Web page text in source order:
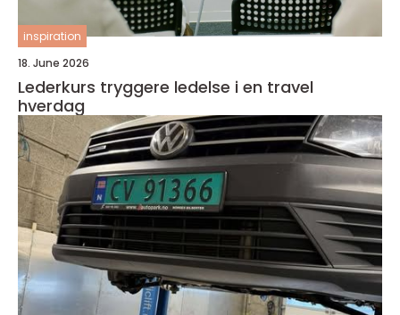
inspiration
18. June 2026
Lederkurs tryggere ledelse i en travel
hverdag